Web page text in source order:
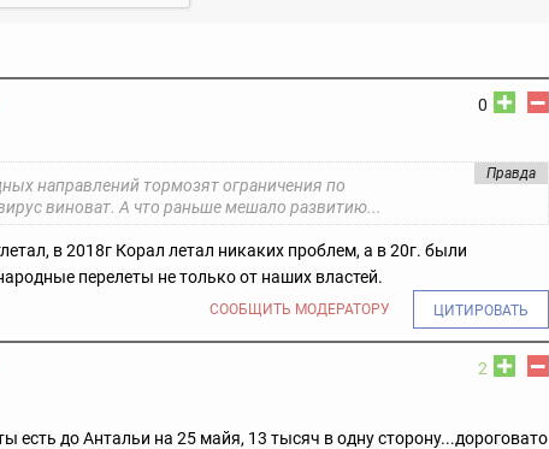
0
Правда
направлений тормозят ограничения по
виноват. А что раньше мешало развитию...
в 2018г Корал летал никаких проблем, а в 20г. были
перелеты не только от наших властей.
СООБЩИТЬ МОДЕРАТОРУ ЦИТИРОВАТЬ
2
есть до Антальи на 25 майя, 13 тысяч в одну сторону...дороговато